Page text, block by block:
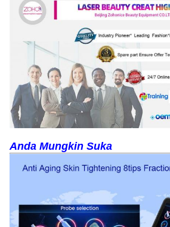
Anda Mungkin Suka